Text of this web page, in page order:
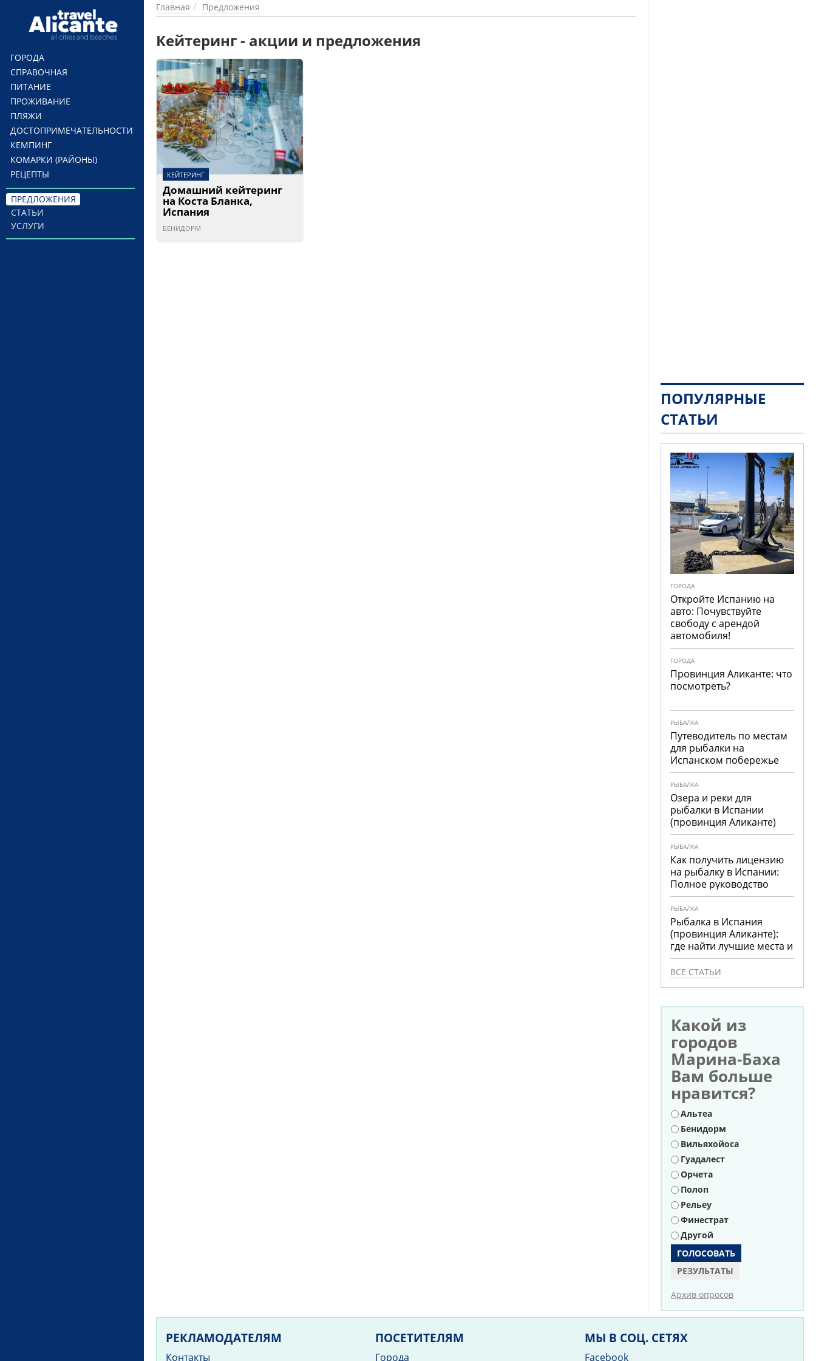
Перейти к основному содержанию
ГОРОДА
СПРАВОЧНАЯ
ПИТАНИЕ
ПРОЖИВАНИЕ
ПЛЯЖИ
ДОСТОПРИМЕЧАТЕЛЬНОСТИ
КЕМПИНГ
КОМАРКИ (РАЙОНЫ)
РЕЦЕПТЫ
ПРЕДЛОЖЕНИЯ
СТАТЬИ
УСЛУГИ
Главная Предложения
Кейтеринг - акции и предложения
КЕЙТЕРИНГ
Домашний кейтеринг
на Коста Бланка,
Испания
БЕНИДОРМ
ПОПУЛЯРНЫЕ
СТАТЬИ
ГОРОДА
Откройте Испанию на
авто: Почувствуйте
свободу с арендой
автомобиля!
ГОРОДА
Провинция Аликанте: что
посмотреть?
РЫБАЛКА
Путеводитель по местам
для рыбалки на
Испанском побережье
РЫБАЛКА
Озера и реки для
рыбалки в Испании
(провинция Аликанте)
РЫБАЛКА
Как получить лицензию
на рыбалку в Испании:
Полное руководство
РЫБАЛКА
Рыбалка в Испания
(провинция Аликанте):
где найти лучшие места и
что ловить
ВСЕ СТАТЬИ
Какой из
городов
Марина-Баха
Вам больше
нравится?
Варианты
Альтеа
Бенидорм
Вильяхойоса
Гуадалест
Орчета
Полоп
Рельеу
Финестрат
Другой
РЕЗУЛЬТАТЫ
Архив опросов
РЕКЛАМОДАТЕЛЯМ
Контакты
ПОСЕТИТЕЛЯМ
Города
МЫ В СОЦ. СЕТЯХ
Facebook